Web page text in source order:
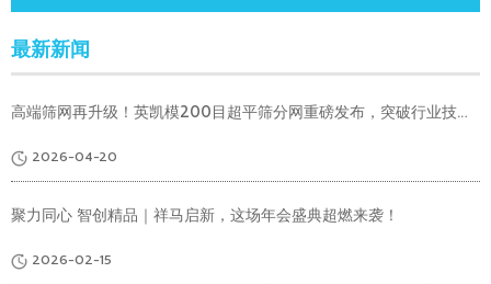
最新新闻
高端筛网再升级！英凯模200目超平筛分网重磅发布，突破行业技术瓶颈
2026-04-20
聚力同心 智创精品｜祥马启新，这场年会盛典超燃来袭！
2026-02-15